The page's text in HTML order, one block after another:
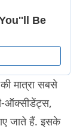
मात्रा सबसे
ऑक्सीडेंट्स,
जाते हैं. इसके